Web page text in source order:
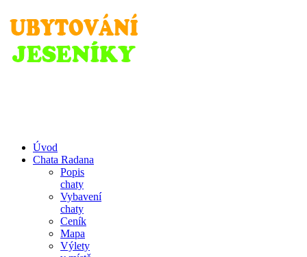
Úvod
Chata Radana
Popis
chaty
Vybavení
chaty
Ceník
Mapa
Výlety